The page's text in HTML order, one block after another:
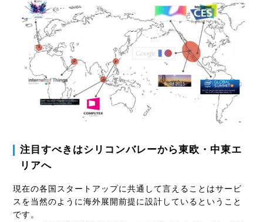
注目すべきはシリコンバレーから東欧・中東エ
リアへ
現在の各国スタートアップに共通して言えることはサービ
スを当然のように海外展開前提に設計しているということ
です。